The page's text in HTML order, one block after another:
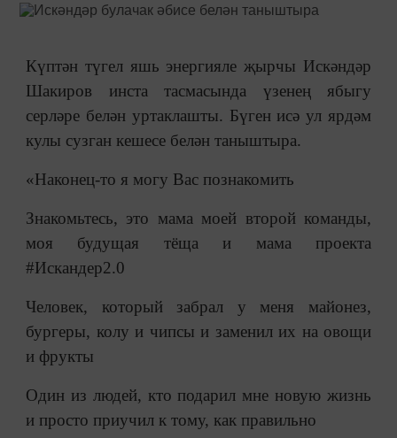
Күптән түгел яшь энергияле җырчы Искәндәр
Шакиров инста тасмасында үзенең ябыгу
серләре белән уртаклашты. Бүген исә ул ярдәм
кулы сузган кешесе белән таныштыра.
«Наконец-то я могу Вас познакомить
Знакомьтесь, это мама моей второй команды,
моя будущая тёща и мама проекта
#Искандер2.0
Человек, который забрал у меня майонез,
бургеры, колу и чипсы и заменил их на овощи
и фрукты
Один из людей, кто подарил мне новую жизнь
и просто приучил к тому, как правильно